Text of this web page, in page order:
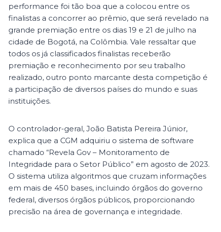
performance foi tão boa que a colocou entre os
finalistas a concorrer ao prêmio, que será revelado na
grande premiação entre os dias 19 e 21 de julho na
cidade de Bogotá, na Colômbia. Vale ressaltar que
todos os já classificados finalistas receberão
premiação e reconhecimento por seu trabalho
realizado, outro ponto marcante desta competição é
a participação de diversos países do mundo e suas
instituições.
O controlador-geral, João Batista Pereira Júnior,
explica que a CGM adquiriu o sistema de software
chamado “Revela Gov – Monitoramento de
Integridade para o Setor Público” em agosto de 2023.
O sistema utiliza algoritmos que cruzam informações
em mais de 450 bases, incluindo órgãos do governo
federal, diversos órgãos públicos, proporcionando
precisão na área de governança e integridade.